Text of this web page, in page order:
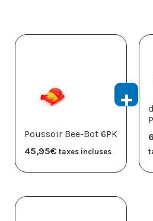
Poussoir Bee-Bot 6PK
45,95€ taxes incluses